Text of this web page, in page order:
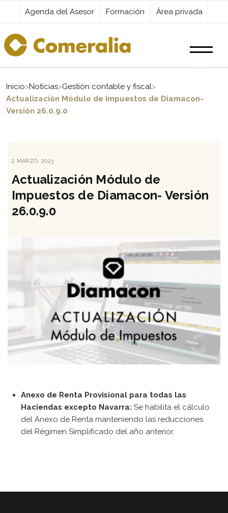
Agenda del Asesor Formación Área privada
Productos
Actualidad
Kit Digital
[searchwp_form id=1]
Inicio>Noticias>Gestión contable y fiscal>
Actualización Módulo de Impuestos de Diamacon-
Versión 26.0.9.0
PUBLICADO
2 MARZO, 2023
Actualización Módulo de
Impuestos de Diamacon- Versión
26.0.9.0
Anexo de Renta Provisional para todas las
Haciendas excepto Navarra: Se habilita el cálculo
del Anexo de Renta manteniendo las reducciones
del Régimen Simplificado del año anterior.